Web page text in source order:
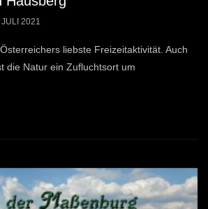
JULI 2021
liebste Freizeitaktivität. Auch
die Natur ein Zufluchtsort um